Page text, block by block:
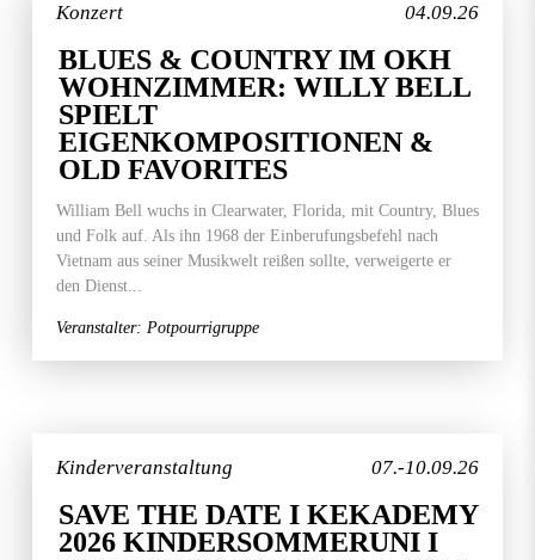
04.09.26
Konzert
BLUES & COUNTRY IM OKH
WOHNZIMMER: WILLY BELL
SPIELT
EIGENKOMPOSITIONEN &
OLD FAVORITES
William Bell wuchs in Clearwater, Florida, mit Country, Blues
und Folk auf. Als ihn 1968 der Einberufungsbefehl nach
Vietnam aus seiner Musikwelt reißen sollte, verweigerte er
den Dienst...
Veranstalter: Potpourrigruppe
07.-10.09.26
Kinderveranstaltung
SAVE THE DATE I KEKADEMY
2026 KINDERSOMMERUNI I